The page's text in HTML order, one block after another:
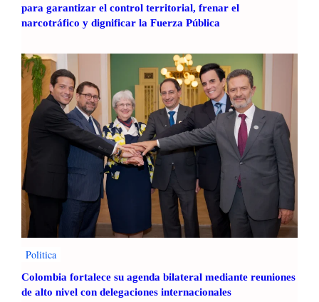
para garantizar el control territorial, frenar el
narcotráfico y dignificar la Fuerza Pública
Politica
Colombia fortalece su agenda bilateral mediante reuniones
de alto nivel con delegaciones internacionales